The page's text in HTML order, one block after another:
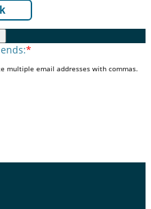
*
multiple email addresses with commas.